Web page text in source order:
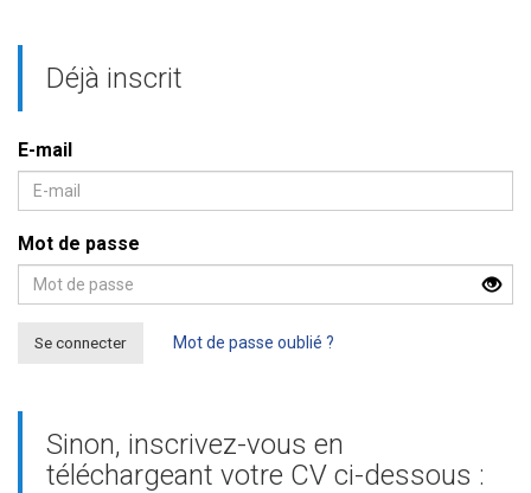
Déjà inscrit
E-mail
Mot de passe
Se connecter Mot de passe oublié ?
Sinon, inscrivez-vous en
téléchargeant votre CV ci-dessous :